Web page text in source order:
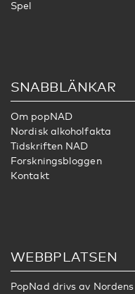
Spel
SNABBLÄNKAR
Om popNAD
Nordisk alkoholfakta
Tidskriften NAD
Forskningsbloggen
Kontakt
WEBBPLATSEN
PopNad drivs av